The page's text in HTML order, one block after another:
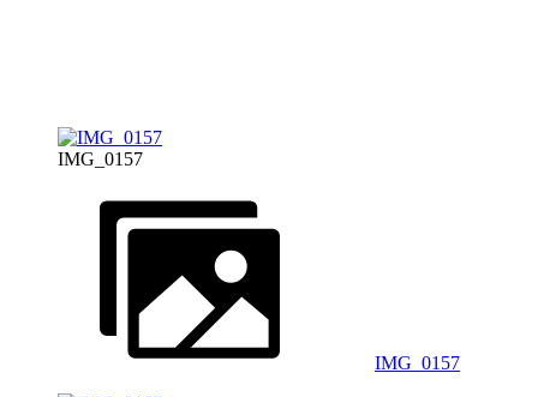
IMG_0157
IMG_0157